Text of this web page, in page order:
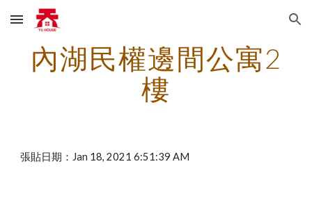
Skip to main content Skip to navigation
內湖民權邊間公寓2
樓
張貼日期：Jan 18, 2021 6:51:39 AM